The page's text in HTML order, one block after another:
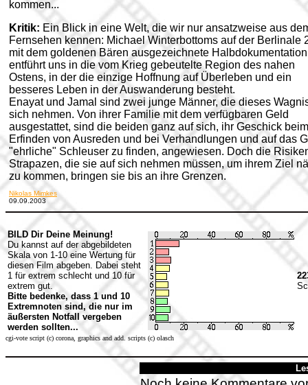
kommen...
Kritik: Ein Blick in eine Welt, die wir nur ansatzweise aus
Fernsehen kennen: Michael Winterbottoms auf der Berlinale
mit dem goldenen Bären ausgezeichnete Halbdokumentation
entführt uns in die vom Krieg gebeutelte Region des nahen
Ostens, in der die einzige Hoffnung auf Überleben und ein
besseres Leben in der Auswanderung besteht.
Enayat und Jamal sind zwei junge Männer, die dieses
sich nehmen. Von ihrer Familie mit dem verfügbaren Geld
ausgestattet, sind die beiden ganz auf sich, ihr Geschick beim
Erfinden von Ausreden und bei Verhandlungen und auf das
"ehrliche" Schleuser zu finden, angewiesen. Doch die
Strapazen, die sie auf sich nehmen müssen, um ihrem Ziel
zu kommen, bringen sie bis an ihre Grenzen.
Nikolas Mimkes
09.09.2003
BILD Dir Deine Meinung!
Du kannst auf der abgebildeten
Skala von 1-10 eine Wertung für
diesen Film abgeben. Dabei steht
1 für extrem schlecht und 10 für
extrem gut.
Bitte bedenke, dass 1 und 10
Extremnoten sind, die nur im
äußersten Notfall vergeben
werden sollten...
cgi-vote script (c) corona, graphics and add. scripts (c) olasch